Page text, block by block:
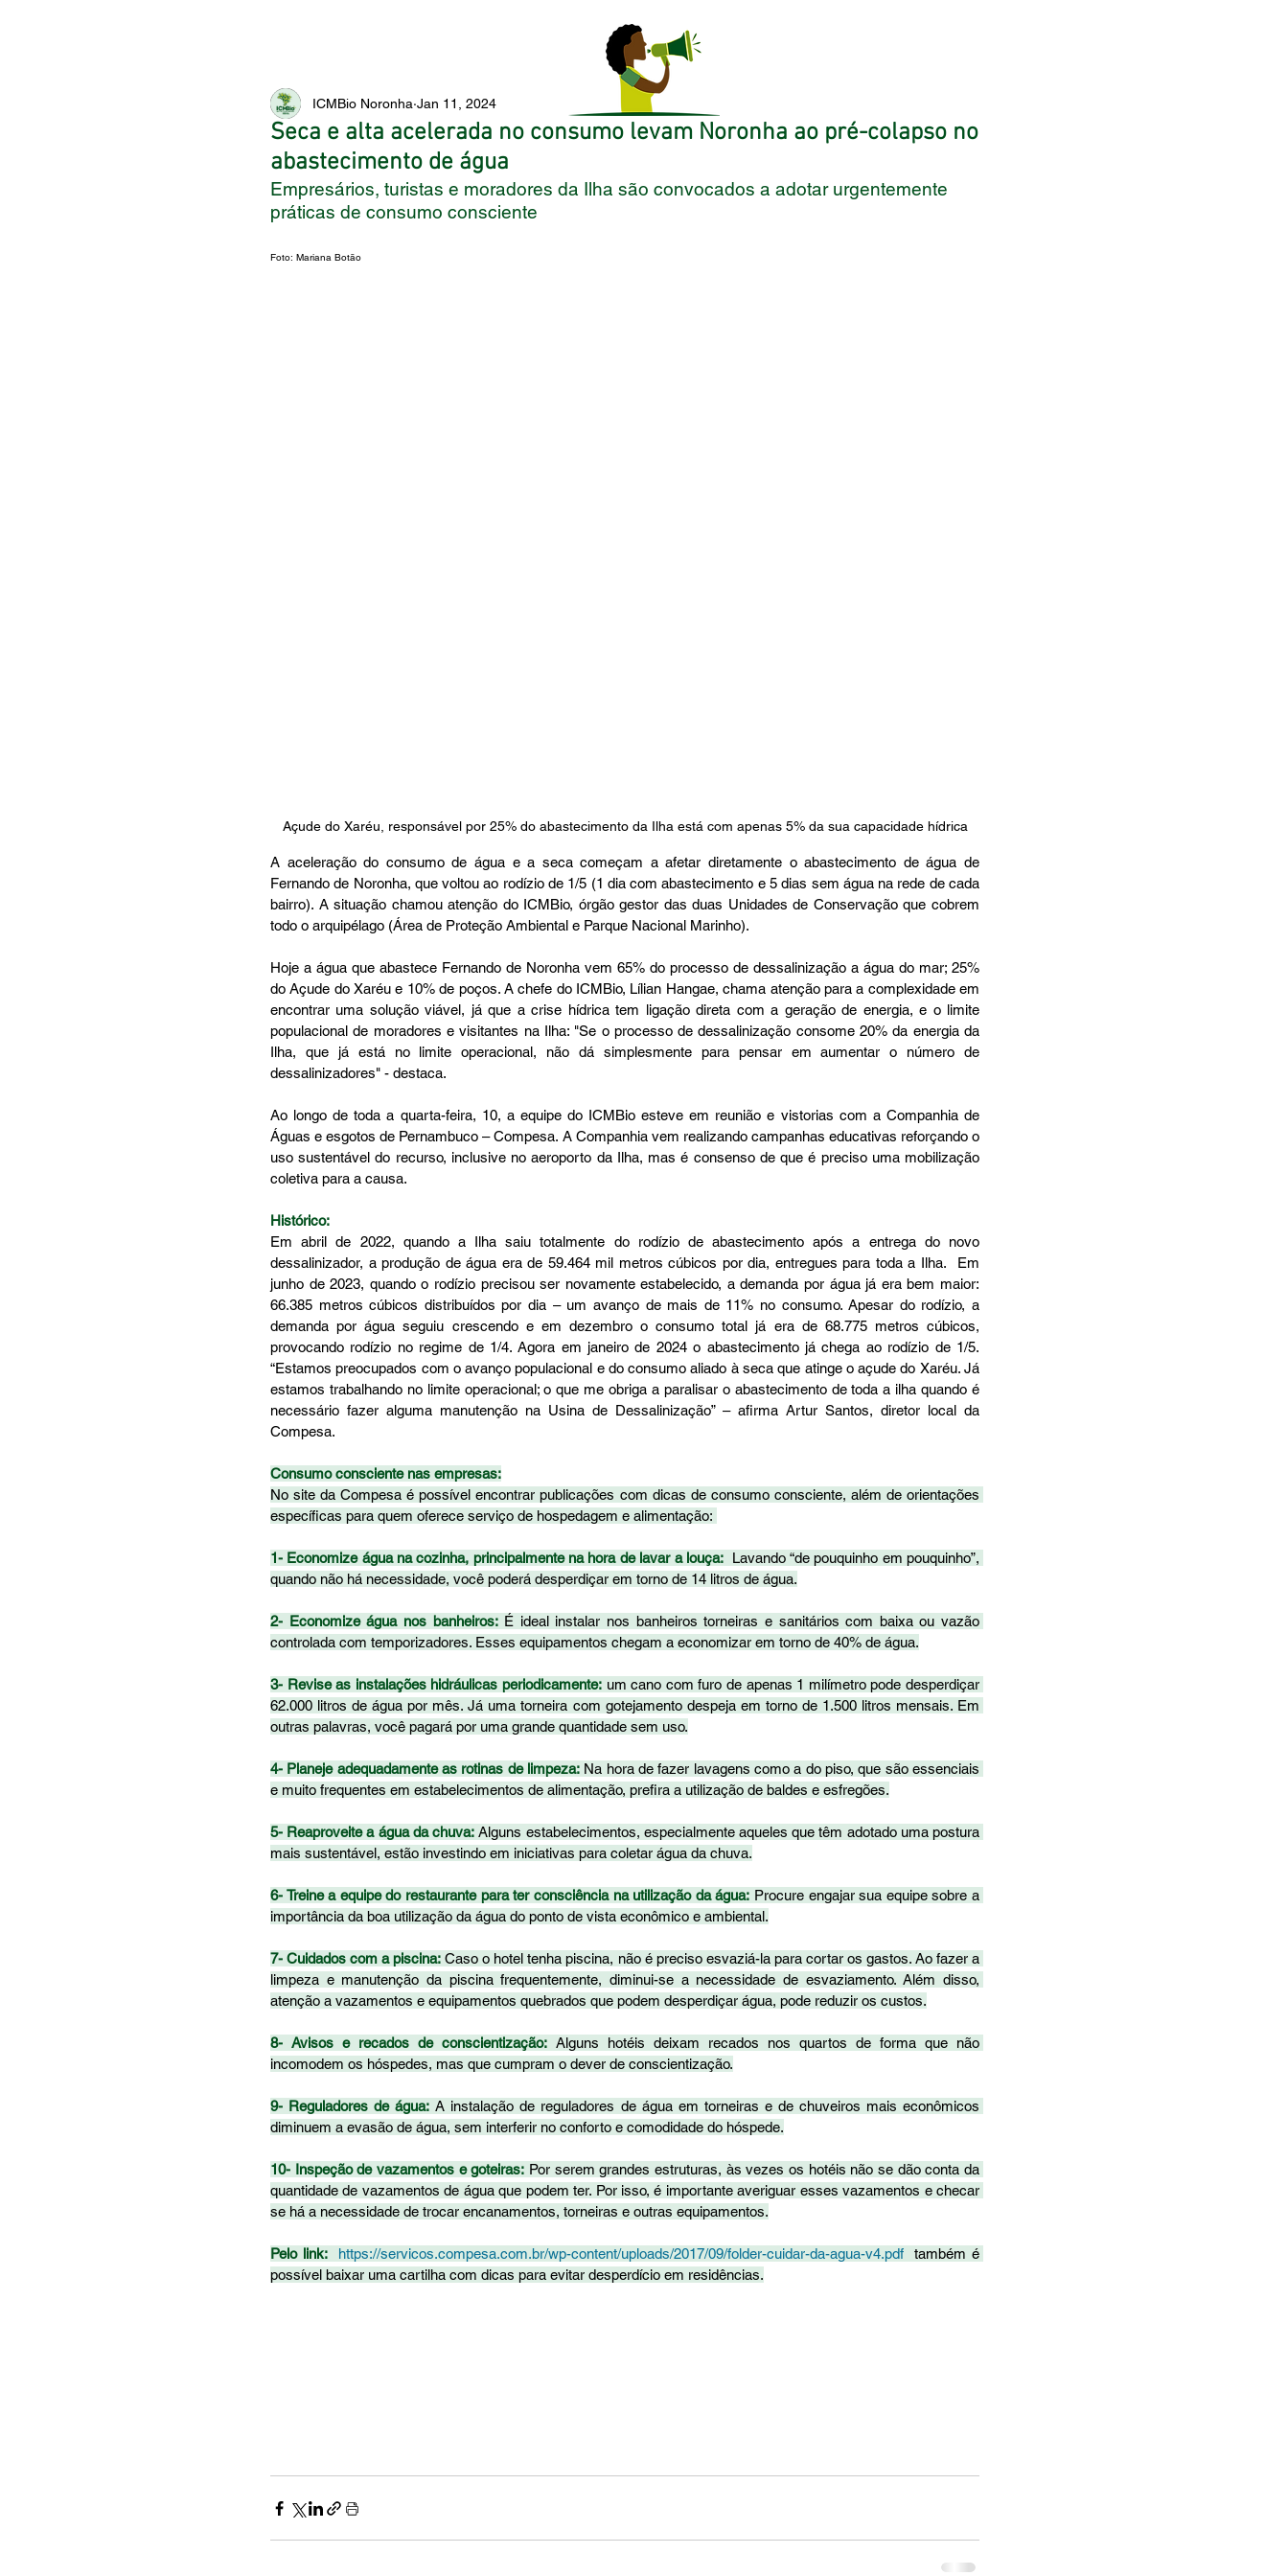
Seca e alta acelerada no consumo levam Noronha ao pré-colapso no
abastecimento de água
ICMBio Noronha Jan 11, 2024
Empresários, turistas e moradores da Ilha são convocados a adotar urgentemente
práticas de consumo consciente
Foto: Mariana Botão
Açude do Xaréu, responsável por 25% do abastecimento da Ilha está com apenas 5% da sua capacidade hídrica
A aceleração do consumo de água e a seca começam a afetar diretamente o abastecimento de água de
Fernando de Noronha, que voltou ao rodízio de 1/5 (1 dia com abastecimento e 5 dias sem água na rede de cada
bairro). A situação chamou atenção do ICMBio, órgão gestor das duas Unidades de Conservação que cobrem
todo o arquipélago (Área de Proteção Ambiental e Parque Nacional Marinho).
Hoje a água que abastece Fernando de Noronha vem 65% do processo de dessalinização a água do mar; 25%
do Açude do Xaréu e 10% de poços. A chefe do ICMBio, Lílian Hangae, chama atenção para a complexidade em
encontrar uma solução viável, já que a crise hídrica tem ligação direta com a geração de energia, e o limite
populacional de moradores e visitantes na Ilha: "Se o processo de dessalinização consome 20% da energia da
Ilha, que já está no limite operacional, não dá simplesmente para pensar em aumentar o número de
dessalinizadores" - destaca.
Ao longo de toda a quarta-feira, 10, a equipe do ICMBio esteve em reunião e vistorias com a Companhia de
Águas e esgotos de Pernambuco – Compesa. A Companhia vem realizando campanhas educativas reforçando o
uso sustentável do recurso, inclusive no aeroporto da Ilha, mas é consenso de que é preciso uma mobilização
coletiva para a causa.
Histórico:
Em abril de 2022, quando a Ilha saiu totalmente do rodízio de abastecimento após a entrega do novo
dessalinizador, a produção de água era de 59.464 mil metros cúbicos por dia, entregues para toda a Ilha.  Em
junho de 2023, quando o rodízio precisou ser novamente estabelecido, a demanda por água já era bem maior:
66.385 metros cúbicos distribuídos por dia – um avanço de mais de 11% no consumo. Apesar do rodízio, a
demanda por água seguiu crescendo e em dezembro o consumo total já era de 68.775 metros cúbicos,
provocando rodízio no regime de 1/4. Agora em janeiro de 2024 o abastecimento já chega ao rodízio de 1/5.
“Estamos preocupados com o avanço populacional e do consumo aliado à seca que atinge o açude do Xaréu. Já
estamos trabalhando no limite operacional; o que me obriga a paralisar o abastecimento de toda a ilha quando é
necessário fazer alguma manutenção na Usina de Dessalinização” – afirma Artur Santos, diretor local da
Compesa.
Consumo consciente nas empresas:
No site da Compesa é possível encontrar publicações com dicas de consumo consciente, além de orientações
específicas para quem oferece serviço de hospedagem e alimentação:
1- Economize água na cozinha, principalmente na hora de lavar a louça: Lavando “de pouquinho em pouquinho”,
quando não há necessidade, você poderá desperdiçar em torno de 14 litros de água.
2- Economize água nos banheiros: É ideal instalar nos banheiros torneiras e sanitários com baixa ou vazão
controlada com temporizadores. Esses equipamentos chegam a economizar em torno de 40% de água.
3- Revise as instalações hidráulicas periodicamente: um cano com furo de apenas 1 milímetro pode desperdiçar
62.000 litros de água por mês. Já uma torneira com gotejamento despeja em torno de 1.500 litros mensais. Em
outras palavras, você pagará por uma grande quantidade sem uso.
4- Planeje adequadamente as rotinas de limpeza: Na hora de fazer lavagens como a do piso, que são essenciais
e muito frequentes em estabelecimentos de alimentação, prefira a utilização de baldes e esfregões.
5- Reaproveite a água da chuva: Alguns estabelecimentos, especialmente aqueles que têm adotado uma postura
mais sustentável, estão investindo em iniciativas para coletar água da chuva.
6- Treine a equipe do restaurante para ter consciência na utilização da água: Procure engajar sua equipe sobre a
importância da boa utilização da água do ponto de vista econômico e ambiental.
7- Cuidados com a piscina: Caso o hotel tenha piscina, não é preciso esvaziá-la para cortar os gastos. Ao fazer a
limpeza e manutenção da piscina frequentemente, diminui-se a necessidade de esvaziamento. Além disso,
atenção a vazamentos e equipamentos quebrados que podem desperdiçar água, pode reduzir os custos.
8- Avisos e recados de conscientização: Alguns hotéis deixam recados nos quartos de forma que não
incomodem os hóspedes, mas que cumpram o dever de conscientização.
9- Reguladores de água: A instalação de reguladores de água em torneiras e de chuveiros mais econômicos
diminuem a evasão de água, sem interferir no conforto e comodidade do hóspede.
10- Inspeção de vazamentos e goteiras: Por serem grandes estruturas, às vezes os hotéis não se dão conta da
quantidade de vazamentos de água que podem ter. Por isso, é importante averiguar esses vazamentos e checar
se há a necessidade de trocar encanamentos, torneiras e outras equipamentos.
Pelo link: https://servicos.compesa.com.br/wp-content/uploads/2017/09/folder-cuidar-da-agua-v4.pdf também é
possível baixar uma cartilha com dicas para evitar desperdício em residências.